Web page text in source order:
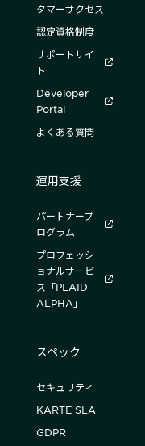
タマーサクセス
認定資格制度
サポートサイ
ト
Developer
Portal
よくある質問
運用支援
パートナープ
ログラム
プロフェッシ
ョナルサービ
ス「PLAID
ALPHA」
スペック
セキュリティ
KARTE SLA
GDPR